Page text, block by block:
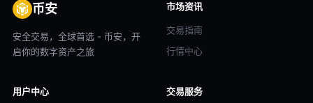
币安
安全交易，全球首选 - 币安，开
启你的数字资产之旅
市场资讯
交易指南
行情中心
用户中心 交易服务